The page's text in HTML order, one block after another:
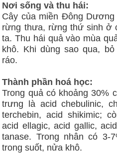
Nơi sống và thu hái:
Cây của miền Đông
rừng thưa, rừng thứ sinh ở
ta. Thu hái quả vào mùa
khô. Khi dùng sao qua,
ráo.
Thành phần hoá học:
Trong quả có khoảng 30%
trưng là acid chebulinic,
terchebin, acid shikimic;
acid ellagic, acid gallic,
tanase. Trong nhân có 3-
trong suốt, nửa khô.